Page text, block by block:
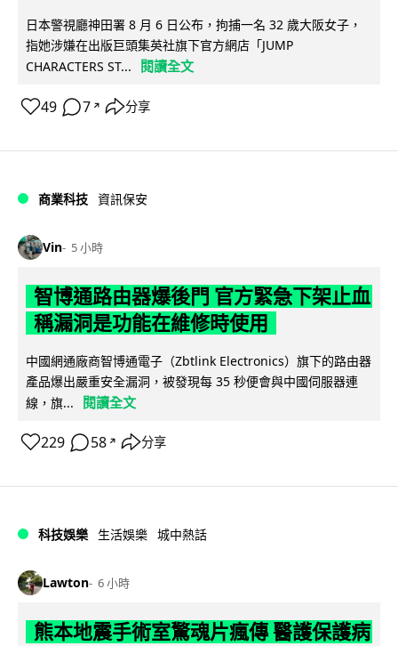
日本警視廳神田署 8 月 6 日公布，拘捕一名 32 歲大阪女子，
指她涉嫌在出版巨頭集英社旗下官方網店「JUMP
CHARACTERS ST...
閱讀全文
49 7 ↗ 分享
商業科技 資訊保安
Vin 5 小時
智博通路由器爆後門 官方緊急下架止血
稱漏洞是功能在維修時使用
中國網通廠商智博通電子（Zbtlink Electronics）旗下的路由器
產品爆出嚴重安全漏洞，被發現每 35 秒便會與中國伺服器連
線，旗...
閱讀全文
229 58 ↗ 分享
科技娛樂 生活娛樂 城中熱話
Lawton 6 小時
熊本地震手術室驚魂片瘋傳 醫護保護病